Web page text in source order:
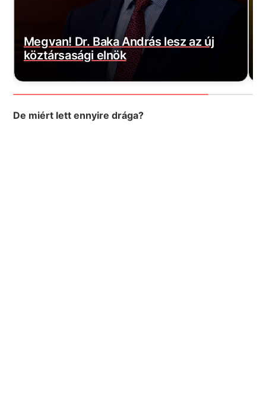
lesz az új
Radikális javaslat érkezett:
megadóztatnák az üresen
ingatlanokat
De miért lett ennyire drága?